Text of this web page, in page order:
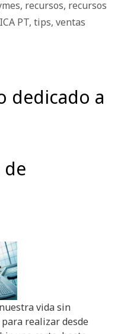
, recursos, recursos
PT, tips, ventas
dedicado a
vida sin
realizar desde